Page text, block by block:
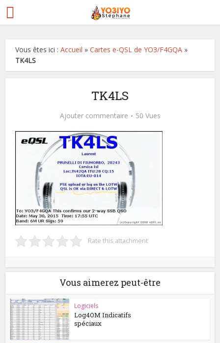
Vous êtes ici :Accueil »Cartes e-QSL de YO3/F4GQA »
TK4LS
TK4LS
Ajouter commentaire 50 Vues
Rate this attachment
Vous aimerez peut-être
Logiciels
Log4OM Indicatifs
spéciaux